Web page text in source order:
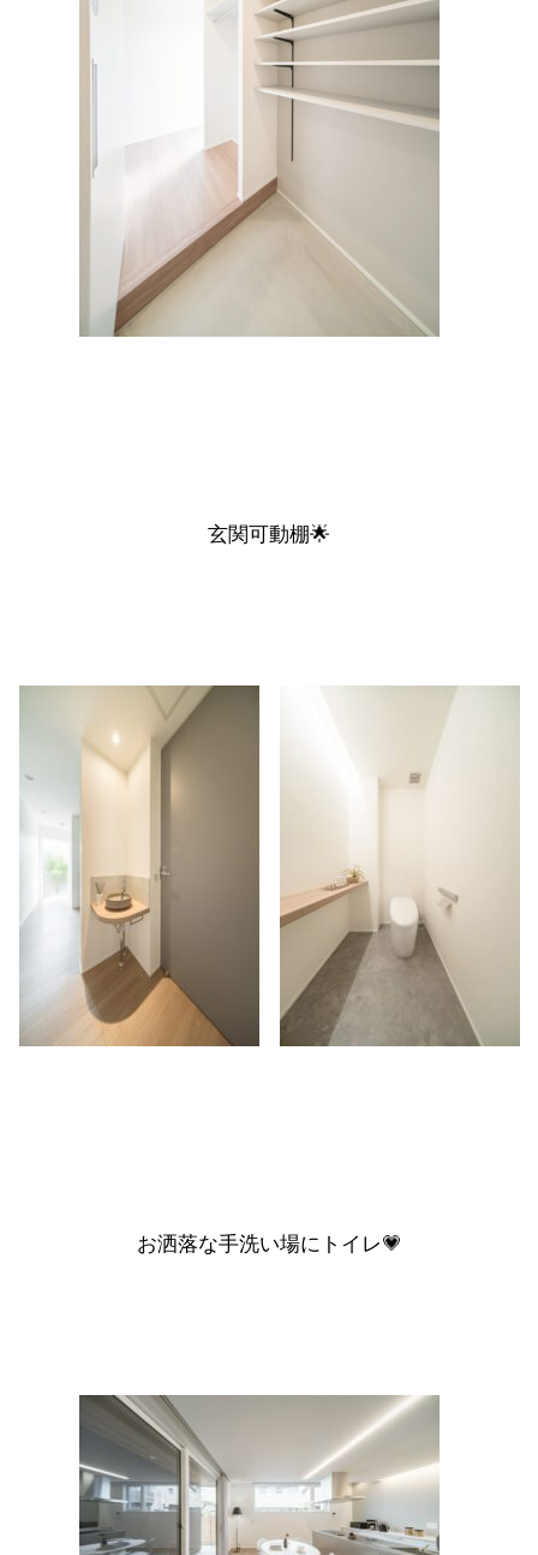
玄関可動棚🌟
お洒落な手洗い場に トイレ💗